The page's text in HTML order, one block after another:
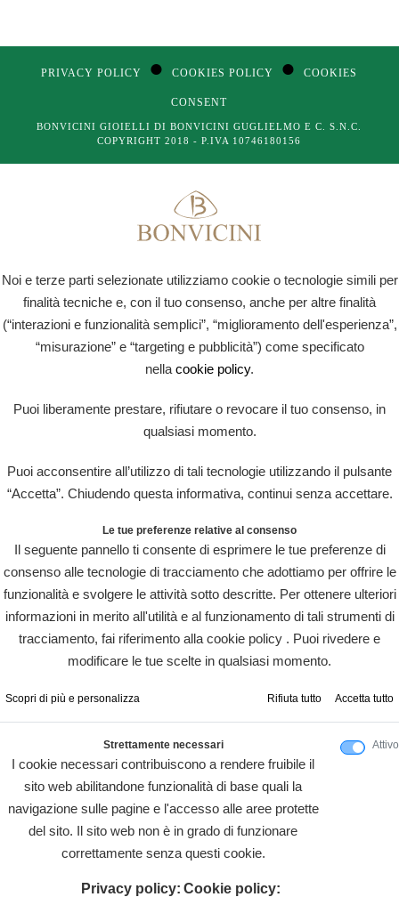
PRIVACY POLICY ●COOKIES POLICY ●COOKIES
CONSENT
BONVICINI GIOIELLI DI BONVICINI GUGLIELMO E C. S.N.C.
COPYRIGHT 2018 - P.IVA 10746180156
Noi e terze parti selezionate utilizziamo cookie o tecnologie simili per
finalità tecniche e, con il tuo consenso, anche per altre finalità
(“interazioni e funzionalità semplici”, “miglioramento dell'esperienza”,
“misurazione” e “targeting e pubblicità”) come specificato
nella cookie policy.
Puoi liberamente prestare, rifiutare o revocare il tuo consenso, in
qualsiasi momento.
Puoi acconsentire all’utilizzo di tali tecnologie utilizzando il pulsante
“Accetta”. Chiudendo questa informativa, continui senza accettare.
Le tue preferenze relative al consenso
Il seguente pannello ti consente di esprimere le tue preferenze di
consenso alle tecnologie di tracciamento che adottiamo per offrire le
funzionalità e svolgere le attività sotto descritte. Per ottenere ulteriori
informazioni in merito all'utilità e al funzionamento di tali strumenti di
tracciamento, fai riferimento alla cookie policy . Puoi rivedere e
modificare le tue scelte in qualsiasi momento.
Scopri di più e personalizza Rifiuta tutto Accetta tutto
Strettamente necessari
I cookie necessari contribuiscono a rendere fruibile il
sito web abilitandone funzionalità di base quali la
navigazione sulle pagine e l'accesso alle aree protette
del sito. Il sito web non è in grado di funzionare
correttamente senza questi cookie.
Privacy policy: Cookie policy:
Attivo